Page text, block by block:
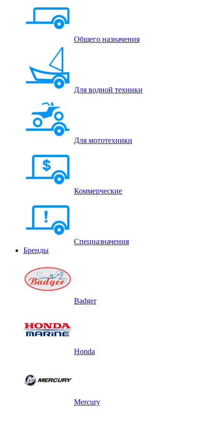
Общего назначения
Для водной техники
Для мототехники
Коммерческие
Спецназначения
Бренды
Badger
Honda
Mercury